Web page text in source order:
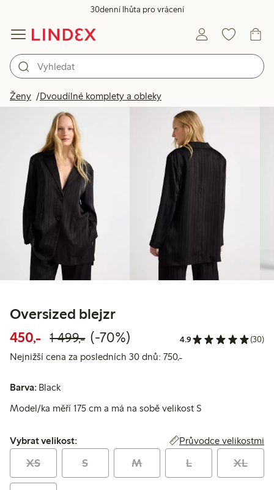
30denní lhůta pro vrácení
Ženy Dvoudílné komplety a obleky
Oversized blejzr
450,- Snížená cena: 450,00 Kč
1 499,-Běžná cena: 1 499,00 Kč
70% sleva
(-70%) 4.9 (30)
Nejnižší cena za posledních 30 dnů: 750,-Nejnižší cena za
Barva: Black
Model/ka měří 175 cm a má na sobě velikost S
Vybrat velikost:
Vybrat velikost: Průvodce velikostmi
XS S M L XL